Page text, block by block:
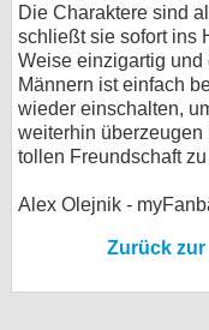
Die Charaktere sind
schließt sie sofort ins
Weise einzigartig
Männern ist einfach
wieder einschalten,
weiterhin
tollen Freundschaft
Alex Olejnik -
Zurück